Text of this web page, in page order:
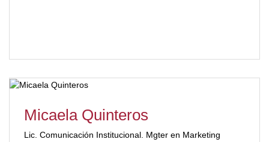
Micaela Quinteros
Lic. Comunicación Institucional. Mgter en Marketing